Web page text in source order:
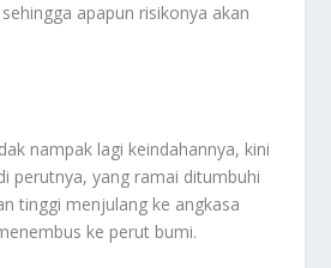
apapun risikonya akan
nampak lagi keindahannya, kini
perutnya, yang ramai ditumbuhi
tinggi menjulang ke angkasa
ke perut bumi.